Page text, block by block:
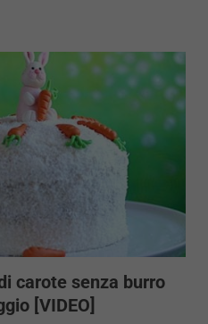
carote senza burro
[VIDEO]